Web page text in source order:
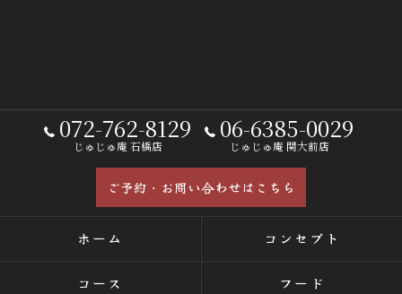
072-762-8129
じゅじゅ庵 石橋店
06-6385-0029
じゅじゅ庵 関大前店
ご予約・お問い合わせはこちら
ホーム コンセプト
コース フード